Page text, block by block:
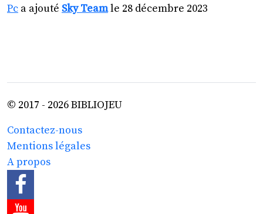
Pc a ajouté Sky Teamle 28 décembre 2023
© 2017 - 2026 BIBLIOJEU
Contactez-nous
Mentions légales
A propos